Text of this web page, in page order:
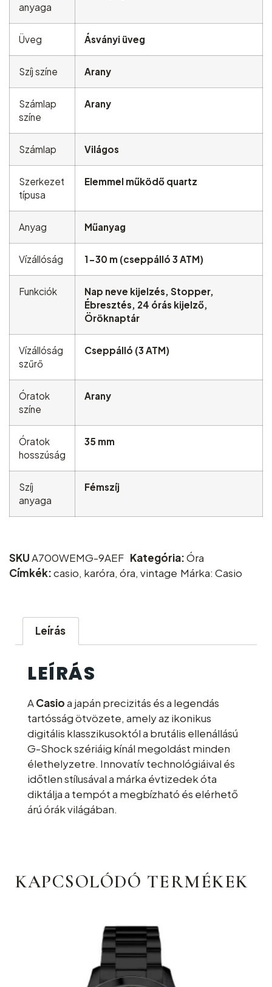
anyaga
Üveg Ásványi üveg
Szíj színe Arany
Számlap
színe
Arany
Számlap Világos
Szerkezet
típusa
Elemmel működő quartz
Anyag Műanyag
Vízállóság 1-30 m (cseppálló 3 ATM)
Funkciók
Nap neve kijelzés, Stopper,
Ébresztés, 24 órás kijelző,
Öröknaptár
Vízállóság
szűrő
Cseppálló (3 ATM)
Óratok
színe
Arany
Óratok
hosszúság
35 mm
Szíj
anyaga
Fémszíj
SKUA700WEMG-9AEF Kategória:Óra
Címkék:casio, karóra, óra, vintage Márka: Casio
Leírás
LEÍRÁS
ACasioa japán precizitás és a legendás
tartósság ötvözete, amely az ikonikus
digitális klasszikusoktól a brutális ellenállású
G-Shock szériáig kínál megoldást minden
élethelyzetre. Innovatív technológiáival és
időtlen stílusával a márka évtizedek óta
diktálja a tempót a megbízható és elérhető
árú órák világában.
KAPCSOLÓDÓ TERMÉKEK